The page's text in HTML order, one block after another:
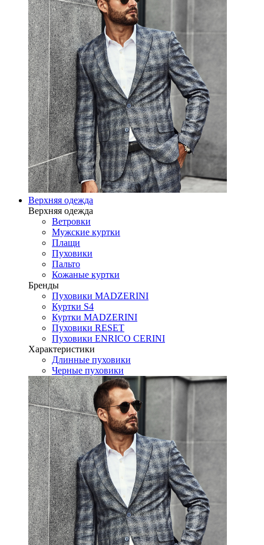
Верхняя одежда
Верхняя одежда
Ветровки
Мужские куртки
Плащи
Пуховики
Пальто
Кожаные куртки
Бренды
Пуховики MADZERINI
Куртки S4
Куртки MADZERINI
Пуховики RESET
Пуховики ENRICO CERINI
Характеристики
Длинные пуховики
Черные пуховики